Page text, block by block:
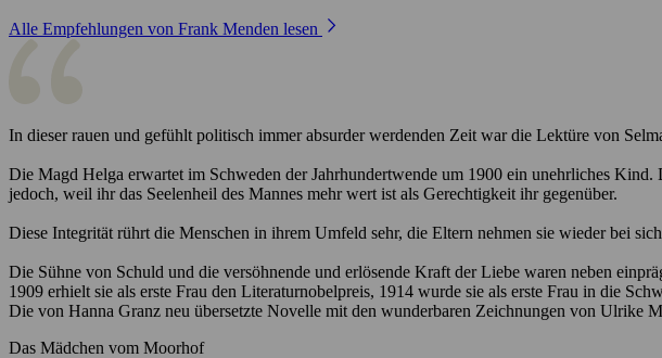
Alle Empfehlungen von Frank Menden lesen
In dieser rauen und gefühlt politisch immer absurder werdenden Zeit war die Lektüre von
Die Magd Helga erwartet im Schweden der Jahrhundertwende um 1900 ein unehrliches
jedoch, weil ihr das Seelenheil des Mannes mehr wert ist als Gerechtigkeit ihr gegenüber.
Diese Integrität rührt die Menschen in ihrem Umfeld sehr, die Eltern nehmen sie wieder bei
Die Sühne von Schuld und die versöhnende und erlösende Kraft der Liebe waren neben
1909 erhielt sie als erste Frau den Literaturnobelpreis, 1914 wurde sie als erste Frau in die
Die von Hanna Granz neu übersetzte Novelle mit den wunderbaren Zeichnungen von Ulrike
Das Mädchen vom Moorhof